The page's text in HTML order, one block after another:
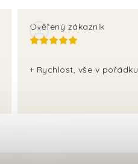
Ověřený zákazník
+ Rychlost, vše v pořádku